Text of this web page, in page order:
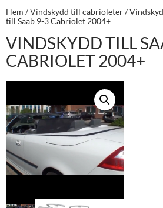
Hem /Vindskydd till cabrioleter/
till Saab 9-3 Cabriolet 2004+
VINDSKYDD TILL
CABRIOLET 2004+